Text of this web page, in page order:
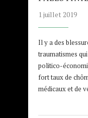
1 juillet 2019
Il y a des
traumatismes
politico-
fort taux de
médicaux et de